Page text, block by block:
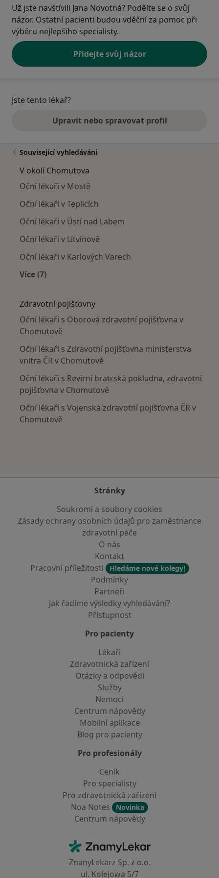
Už jste navštívili Jana Novotná? Podělte se o svůj
názor. Ostatní pacienti budou vděční za pomoc při
výběru nejlepšího specialisty.
Přidejte svůj názor
Jste tento lékař?
Upravit nebo spravovat profil
Související vyhledávání
V okolí Chomutova
Oční lékaři v Mostě
Oční lékaři v Teplicích
Oční lékaři v Ústí nad Labem
Oční lékaři v Litvínově
Oční lékaři v Karlových Varech
Více (7)
Zdravotní pojišťovny
Oční lékaři s Oborová zdravotní pojišťovna v
Chomutově
Oční lékaři s Zdravotní pojišťovna ministerstva
vnitra ČR v Chomutově
Oční lékaři s Revírní bratrská pokladna, zdravotní
pojišťovna v Chomutově
Oční lékaři s Vojenská zdravotní pojišťovna ČR v
Chomutově
Stránky
Soukromí a soubory cookies
Zásady ochrany osobních údajů pro zaměstnance
zdravotní péče
O nás
Kontakt
Pracovní příležitosti
Hledáme nové kolegy!
Podmínky
Partneři
Jak řadíme výsledky vyhledávání?
Přístupnost
Pro pacienty
Lékaři
Zdravotnická zařízení
Otázky a odpovědi
Služby
Nemoci
Centrum nápovědy
Mobilní aplikace
Blog pro pacienty
Pro profesionály
Ceník
Pro specialisty
Pro zdravotnická zařízení
Noa Notes
Novinka
Centrum nápovědy
ZnamyLekar - Hlavní stránka
ZnanyLekarz Sp. z o.o.
ul. Kolejowa 5/7